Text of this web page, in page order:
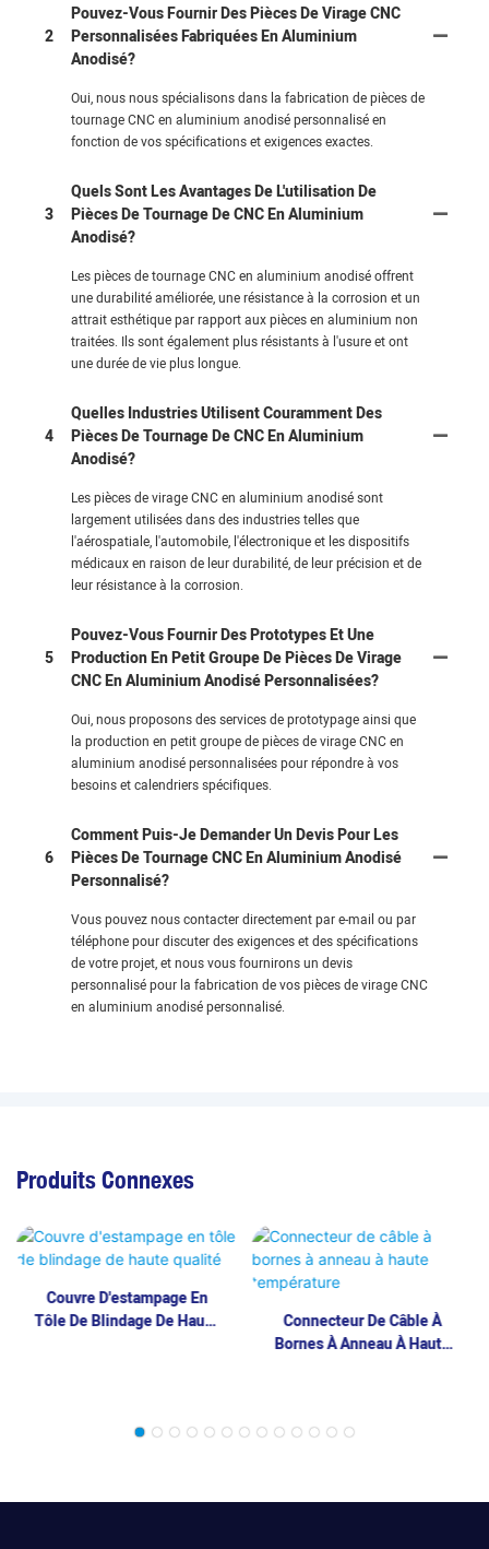
2
Pouvez-Vous Fournir Des Pièces De Virage CNC
Personnalisées Fabriquées En Aluminium
Anodisé?
Oui, nous nous spécialisons dans la fabrication de pièces de
tournage CNC en aluminium anodisé personnalisé en
fonction de vos spécifications et exigences exactes.
3
Quels Sont Les Avantages De L'utilisation De
Pièces De Tournage De CNC En Aluminium
Anodisé?
Les pièces de tournage CNC en aluminium anodisé offrent
une durabilité améliorée, une résistance à la corrosion et un
attrait esthétique par rapport aux pièces en aluminium non
traitées. Ils sont également plus résistants à l'usure et ont
une durée de vie plus longue.
4
Quelles Industries Utilisent Couramment Des
Pièces De Tournage De CNC En Aluminium
Anodisé?
Les pièces de virage CNC en aluminium anodisé sont
largement utilisées dans des industries telles que
l'aérospatiale, l'automobile, l'électronique et les dispositifs
médicaux en raison de leur durabilité, de leur précision et de
leur résistance à la corrosion.
5
Pouvez-Vous Fournir Des Prototypes Et Une
Production En Petit Groupe De Pièces De Virage
CNC En Aluminium Anodisé Personnalisées?
Oui, nous proposons des services de prototypage ainsi que
la production en petit groupe de pièces de virage CNC en
aluminium anodisé personnalisées pour répondre à vos
besoins et calendriers spécifiques.
6
Comment Puis-Je Demander Un Devis Pour Les
Pièces De Tournage CNC En Aluminium Anodisé
Personnalisé?
Vous pouvez nous contacter directement par e-mail ou par
téléphone pour discuter des exigences et des spécifications
de votre projet, et nous vous fournirons un devis
personnalisé pour la fabrication de vos pièces de virage CNC
en aluminium anodisé personnalisé.
Produits Connexes
Couvre D'estampage En
Tôle De Blindage De Haute
Connecteur De Câble À
Bornes À Anneau À Haute